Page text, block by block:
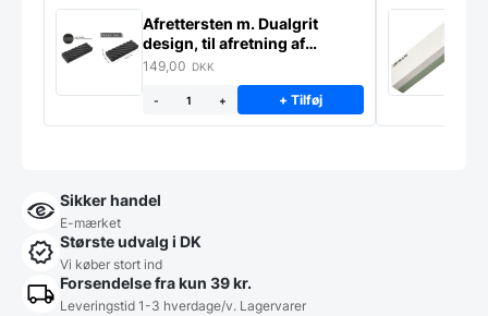
Afrettersten m. Dualgrit
design, til afretning af
slibesten
149,00 DKK
- + + Tilføj
Sikker handel
E-mærket
Største udvalg i DK
Vi køber stort ind
Forsendelse fra kun 39 kr.
Leveringstid 1-3 hverdage/v. Lagervarer